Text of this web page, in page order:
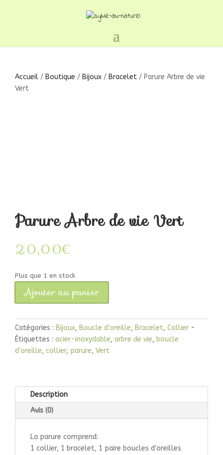
Accueil / Boutique / Bijoux / Bracelet / Parure Arbre de vie
Vert
Parure Arbre de vie Vert
20,00€
Plus que 1 en stock
quantité
Parure
Arbre
de
vie
Ajouter au panier
Catégories : Bijoux, Boucle d'oreille, Bracelet, Collier
Étiquettes : acier-inoxydable, arbre de vie, boucle
d'oreille, collier, parure, Vert
Description
Avis (0)
La parure comprend:
1 collier, 1 bracelet, 1 paire boucles d'oreilles